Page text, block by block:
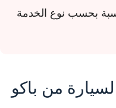
بحسب نوع الخدمة
من باكو